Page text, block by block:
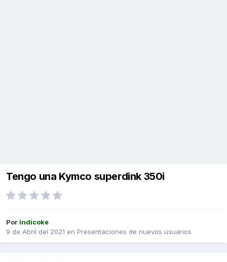
Tengo una Kymco superdink 350i
Por indicoke
9 de Abril del 2021 en Presentaciones de nuevos usuarios